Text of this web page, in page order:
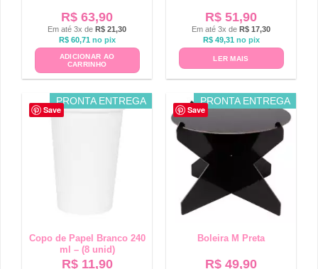
R$ 63,90
Em até 3x de R$ 21,30
R$60,71 no pix
ADICIONAR AO
CARRINHO
R$ 51,90
Em até 3x de R$ 17,30
R$49,31 no pix
LER MAIS
Save
PRONTA ENTREGA
Copo de Papel Branco 240
ml – (8 unid)
R$11,90
Save
PRONTA ENTREGA
Boleira M Preta
R$ 49,90